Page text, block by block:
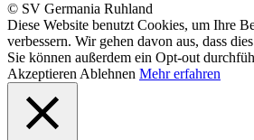
© SV Germania Ruhland
Diese Website benutzt Cookies, um Ihre
verbessern. Wir gehen davon aus, dass
Sie können außerdem ein Opt-out
AkzeptierenAblehnen Mehr erfahren